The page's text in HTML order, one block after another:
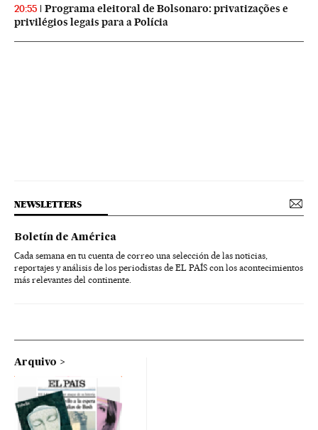
20:55
Programa eleitoral de Bolsonaro: privatizações e
privilégios legais para a Polícia
NEWSLETTERS
Boletín de América
Cada semana en tu cuenta de correo una selección de las noticias,
reportajes y análisis de los periodistas de EL PAÍS con los acontecimientos
más relevantes del continente.
Arquivo